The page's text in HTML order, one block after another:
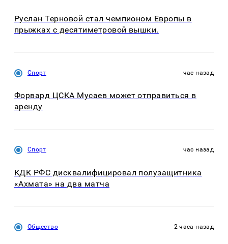
Руслан Терновой стал чемпионом Европы в
прыжках с десятиметровой вышки.
Спорт час назад
Форвард ЦСКА Мусаев может отправиться в
аренду
Спорт час назад
КДК РФС дисквалифицировал полузащитника
«Ахмата» на два матча
Общество 2 часа назад